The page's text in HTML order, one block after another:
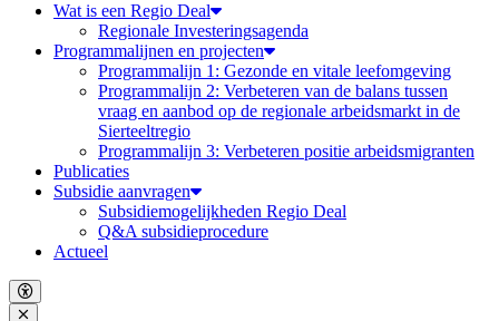
Wat is een Regio Deal
Regionale Investeringsagenda
Programmalijnen en projecten
Programmalijn 1: Gezonde en vitale leefomgeving
Programmalijn 2: Verbeteren van de balans tussen
vraag en aanbod op de regionale arbeidsmarkt in de
Sierteeltregio
Programmalijn 3: Verbeteren positie arbeidsmigranten
Publicaties
Subsidie aanvragen
Subsidiemogelijkheden Regio Deal
Q&A subsidieprocedure
Actueel
Open accessibility menu